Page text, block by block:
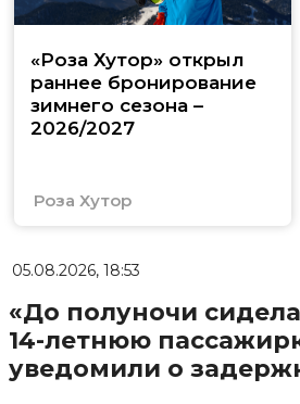
«Роза Хутор» открыл
раннее бронирование
зимнего сезона –
2026/2027
Роза Хутор
05.08.2026, 18:53
«До полуночи
14-летнюю
уведомили о